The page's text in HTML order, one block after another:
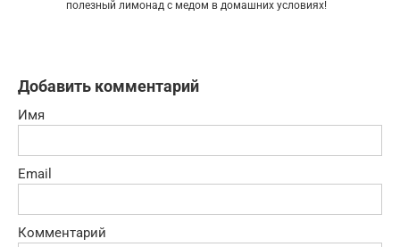
полезный лимонад с медом в домашних условиях!
Добавить комментарий
Имя
Email
Комментарий